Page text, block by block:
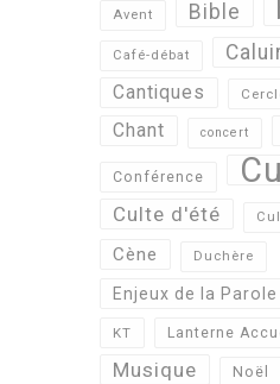
Avent Bible
Café-débat
Cantiques
Chant concert
Conférence
Culte d'été
Cène Duchère
Enjeux de la Parole
KT Lanterne
Musique Noël